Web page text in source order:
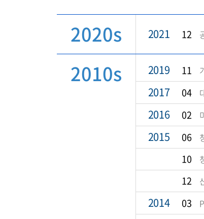
2020s 2021 12
2010s 2019 11
2017 04
2016 02
2015 06
10
12
2014 03